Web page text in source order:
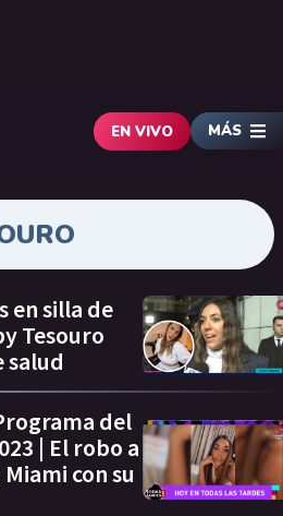
EN VIVO MÁS
en silla de
Tesouro
salud
del
| El robo a
con su